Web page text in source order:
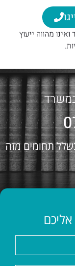
מהווה ייעוץ
תחומים מזה